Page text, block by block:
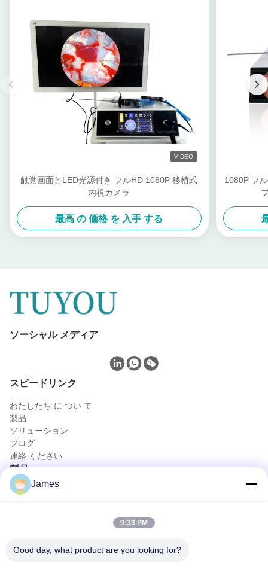
VIDEO
触覚画面とLED光源付き フルHD 1080P 移植式
内視カメラ
最高 の 価格 を 入手 する
1080P フ
ソーシャル メディア
スピードリンク
わたしたち に つい て
製品
ソリューション
ブログ
連絡 ください
製品
携帯用内視鏡カメラ
医学の内視鏡のカメラ
完全なHDの内視鏡のカメラ システム
柔軟な内視鏡カメラシステム
James
9:33 PM
Good day, what product are you looking for?